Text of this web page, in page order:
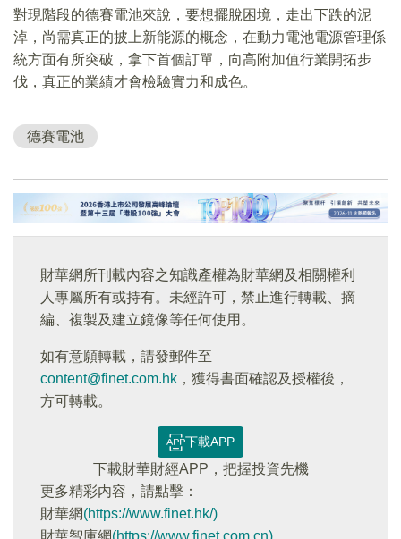
對現階段的德賽電池來說，要想擺脫困境，走出下跌的泥
淖，尚需真正的披上新能源的概念，在動力電池電源管理係
統方面有所突破，拿下首個訂單，向高附加值行業開拓步
伐，真正的業績才會檢驗實力和成色。
德賽電池
財華網所刊載內容之知識產權為財華網及相關權利
人專屬所有或持有。未經許可，禁止進行轉載、摘
編、複製及建立鏡像等任何使用。
如有意願轉載，請發郵件至
content@finet.com.hk ，獲得書面確認及授權後，
方可轉載。
下載APP
下載財華財經APP，把握投資先機
更多精彩内容，請點擊：
財華網(https://www.finet.hk/)